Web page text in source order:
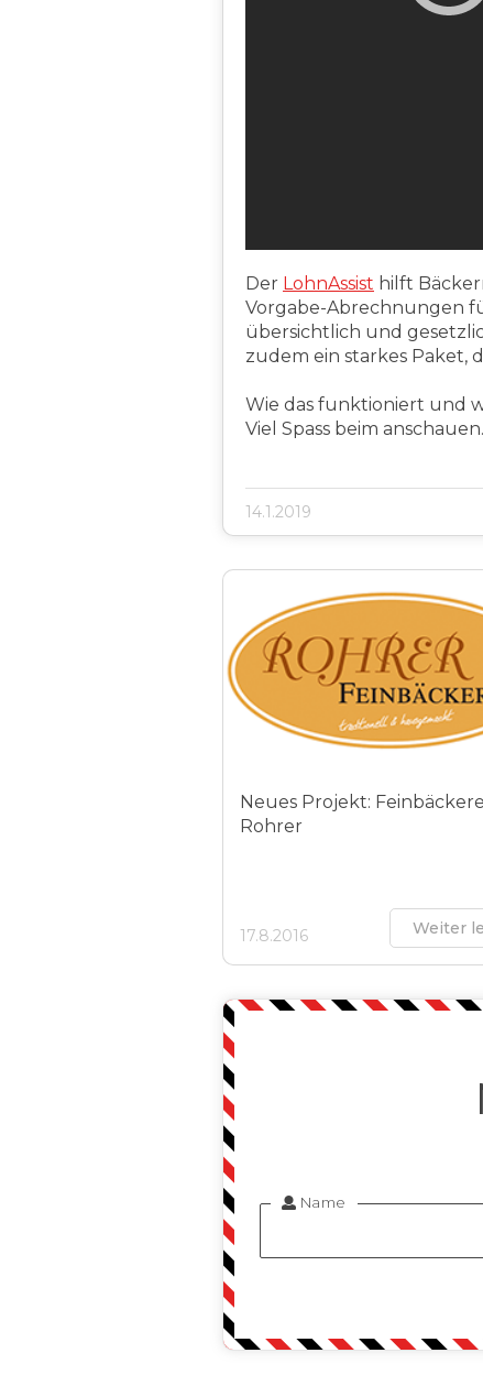
Der LohnAssist hilft
Vorgabe-Abrechnungen
übersichtlich und
zudem ein starkes Paket,
Wie das funktioniert und
Viel Spass beim anschauen.
14.1.2019
Neues Projekt:
Rohrer
17.8.2016 Weiter
 Name